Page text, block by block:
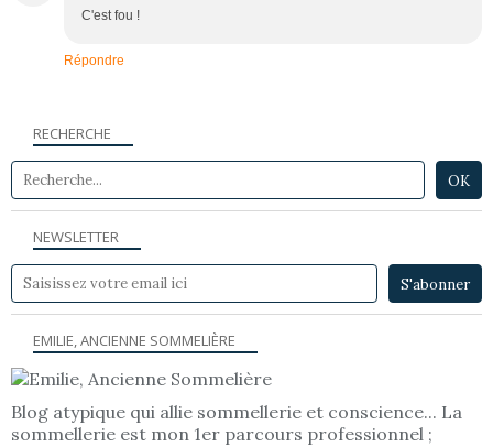
C'est fou !
Répondre
NEWSLETTER
RECHERCHE
EMILIE, ANCIENNE SOMMELIÈRE
Blog atypique qui allie sommellerie et conscience... La
sommellerie est mon 1er parcours professionnel ;